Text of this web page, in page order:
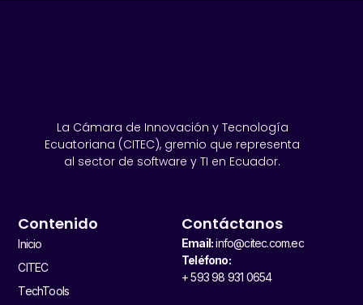
La Cámara de Innovación y Tecnología
Ecuatoriana (CITEC), gremio que representa
al sector de software y TI en Ecuador.
Contenido
Inicio
CITEC
TechTools
Contáctanos
Email:info@citec.com.ec
Teléfono:
+ 593 98 931 0654